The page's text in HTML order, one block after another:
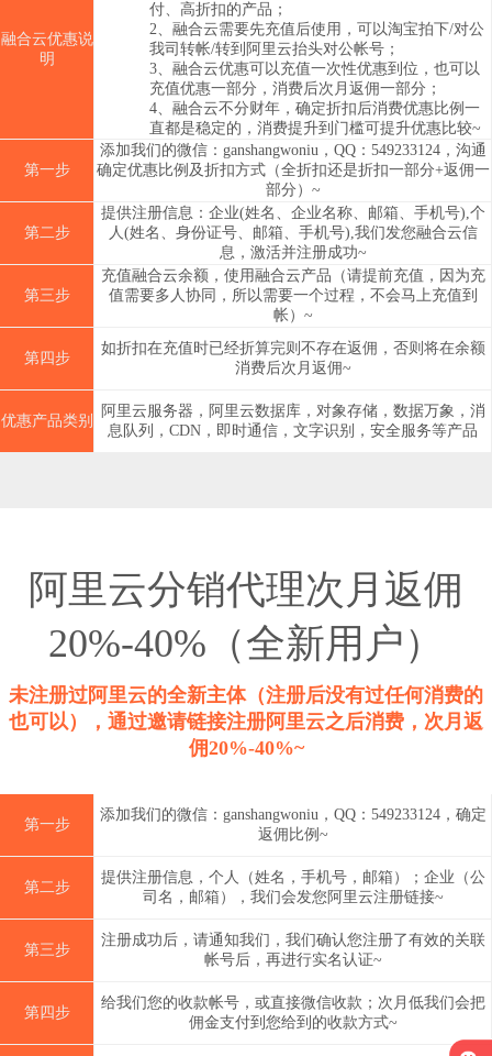
融合云优惠说
明
付、高折扣的产品；
2、融合云需要先充值后使用，可以淘宝拍下/对公
我司转帐/转到阿里云抬头对公帐号；
3、融合云优惠可以充值一次性优惠到位，也可以
充值优惠一部分，消费后次月返佣一部分；
4、融合云不分财年，确定折扣后消费优惠比例一
直都是稳定的，消费提升到门槛可提升优惠比较~
第一步
添加我们的微信：ganshangwoniu，QQ：549233124，沟通
确定优惠比例及折扣方式（全折扣还是折扣一部分+返佣一
部分）~
第二步
提供注册信息：企业(姓名、企业名称、邮箱、手机号),个
人(姓名、身份证号、邮箱、手机号),我们发您融合云信
息，激活并注册成功~
第三步
充值融合云余额，使用融合云产品（请提前充值，因为充
值需要多人协同，所以需要一个过程，不会马上充值到
帐）~
第四步
如折扣在充值时已经折算完则不存在返佣，否则将在余额
消费后次月返佣~
优惠产品类别
阿里云服务器，阿里云数据库，对象存储，数据万象，消
息队列，CDN，即时通信，文字识别，安全服务等产品
阿里云分销代理次月返佣
20%-40%（全新用户）
未注册过阿里云的全新主体（注册后没有过任何消费的
也可以），通过邀请链接注册阿里云之后消费，次月返
佣20%-40%~
第一步
添加我们的微信：ganshangwoniu，QQ：549233124，确定
返佣比例~
第二步
提供注册信息，个人（姓名，手机号，邮箱）；企业（公
司名，邮箱），我们会发您阿里云注册链接~
第三步
注册成功后，请通知我们，我们确认您注册了有效的关联
帐号后，再进行实名认证~
第四步
给我们您的收款帐号，或直接微信收款；次月低我们会把
佣金支付到您给到的收款方式~